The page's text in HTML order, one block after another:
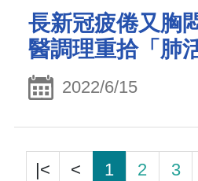
長新冠疲倦又胸
醫調理重拾「肺
2022/6/15
|< < 1 2 3